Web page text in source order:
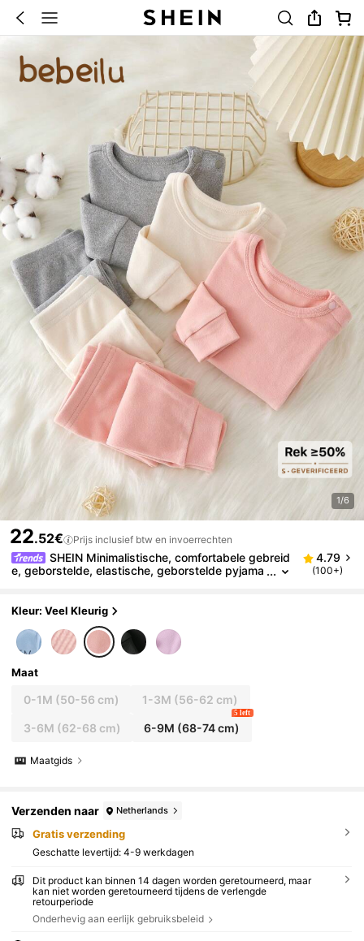
1/6
22.52€ Prijs inclusief btw en invoerrechten
SHEIN Minimalistische, comfortabele gebreid
e, geborstelde, elastische, geborstelde pyjama
4.79
(100+)
Kleur: Veel Kleurig
Maat
0-1M (50-56 cm) 1-3M (56-62 cm)
3-6M (62-68 cm) 6-9M (68-74 cm)
5 left
Maatgids
Verzenden naar Netherlands
Gratis verzending
Geschatte levertijd: 4-9 werkdagen
Dit product kan binnen 14 dagen worden geretourneerd, maar
kan niet worden geretourneerd tijdens de verlengde
retourperiode
Onderhevig aan eerlijk gebruiksbeleid